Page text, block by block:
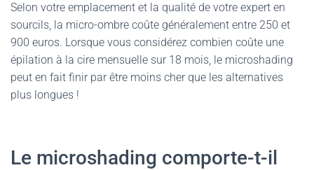
Selon votre emplacement et la qualité de votre expert en
sourcils, la micro-ombre coûte généralement entre 250 et
900 euros. Lorsque vous considérez combien coûte une
épilation à la cire mensuelle sur 18 mois, le microshading
peut en fait finir par être moins cher que les alternatives
plus longues !
Le microshading comporte-t-il